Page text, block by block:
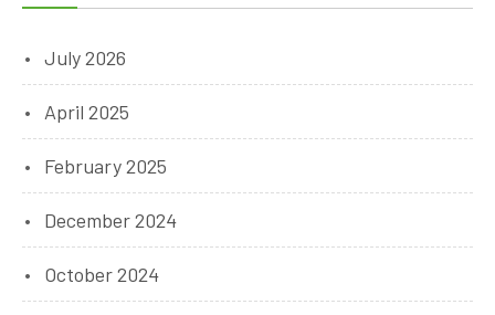
July 2026
April 2025
February 2025
December 2024
October 2024